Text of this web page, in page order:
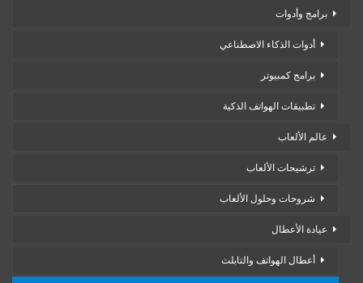
برامج وأدوات
أدوات الذكاء الاصطناعي
برامج كمبيوتر
تطبيقات الهواتف الذكية
عالم الألعاب
ترشيحات الألعاب
شروحات وحلول الألعاب
عيادة الأعطال
أعطال الهواتف والتابلت